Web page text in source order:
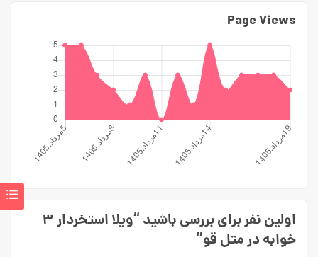
Page Views
اولین نفر برای بررسی باشید “ویلا استخردار ۳
خوابه در متل قو”